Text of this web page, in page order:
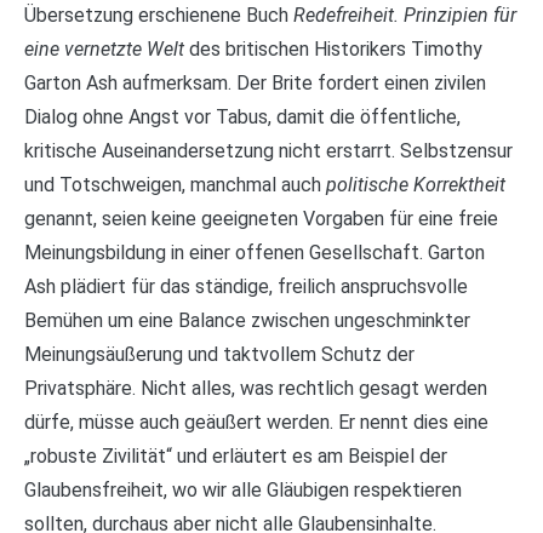
Übersetzung erschienene Buch Redefreiheit. Prinzipien für
eine vernetzte Welt des britischen Historikers Timothy
Garton Ash aufmerksam. Der Brite fordert einen zivilen
Dialog ohne Angst vor Tabus, damit die öffentliche,
kritische Auseinandersetzung nicht erstarrt. Selbstzensur
und Totschweigen, manchmal auch politische Korrektheit
genannt, seien keine geeigneten Vorgaben für eine freie
Meinungsbildung in einer offenen Gesellschaft. Garton
Ash plädiert für das ständige, freilich anspruchsvolle
Bemühen um eine Balance zwischen ungeschminkter
Meinungsäußerung und taktvollem Schutz der
Privatsphäre. Nicht alles, was rechtlich gesagt werden
dürfe, müsse auch geäußert werden. Er nennt dies eine
„robuste Zivilität“ und erläutert es am Beispiel der
Glaubensfreiheit, wo wir alle Gläubigen respektieren
sollten, durchaus aber nicht alle Glaubensinhalte.